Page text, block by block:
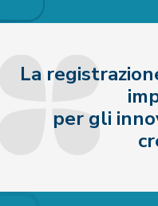
La
per gli